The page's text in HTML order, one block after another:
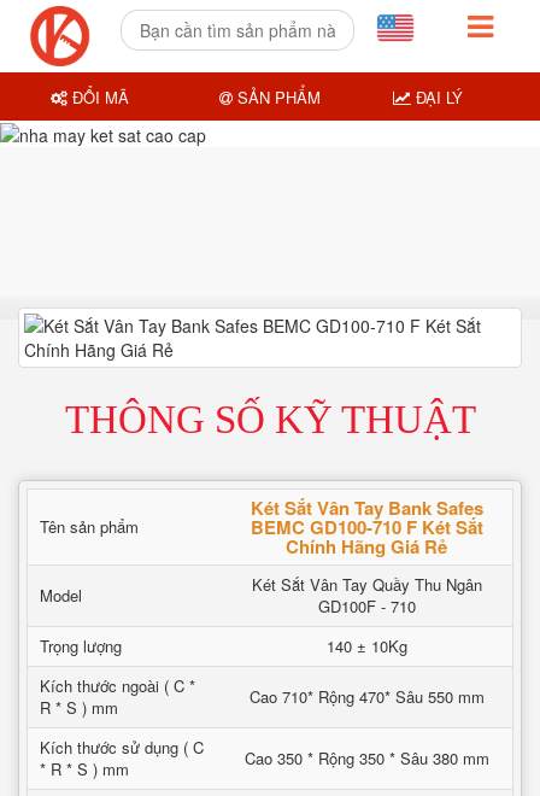
THÔNG SỐ KỸ THUẬT
Tên sản phẩm
Két Sắt Vân Tay Bank Safes
BEMC GD100-710 F Két Sắt
Chính Hãng Giá Rẻ
Model
Két Sắt Vân Tay Quầy Thu Ngân
GD100F - 710
Trọng lượng
140 ± 10Kg
Kích thước ngoài ( C *
R * S ) mm
Cao 710* Rộng 470* Sâu 550 mm
Kích thước sử dụng ( C
* R * S ) mm
Cao 350 * Rộng 350 * Sâu 380 mm
ĐỔI MÃ SẢN PHẨM ĐẠI LÝ